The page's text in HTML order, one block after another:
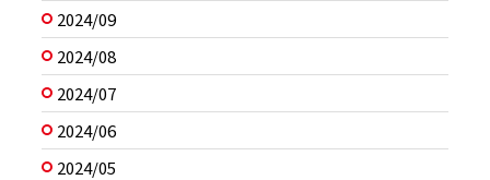
2024/09
2024/08
2024/07
2024/06
2024/05